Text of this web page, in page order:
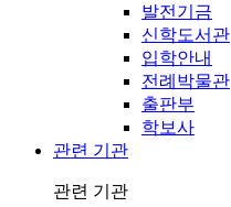
발전기금
신학도서관
입학안내
전례박물관
출판부
학보사
관련 기관
관련 기관